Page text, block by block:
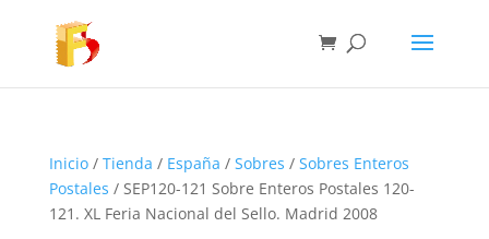
Inicio/ Tienda / España / Sobres / Sobres Enteros
Postales / SEP120-121 Sobre Enteros Postales 120-
121. XL Feria Nacional del Sello. Madrid 2008